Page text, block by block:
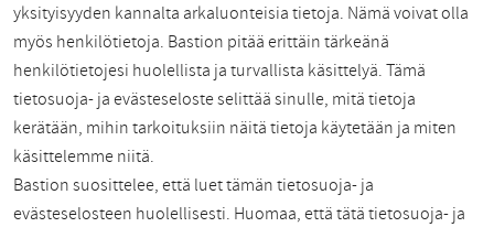
yksityisyyden kannalta arkaluonteisia tietoja. Nämä voivat olla
myös henkilötietoja. Bastion pitää erittäin tärkeänä
henkilötietojesi huolellista ja turvallista käsittelyä. Tämä
tietosuoja- ja evästeseloste selittää sinulle, mitä tietoja
kerätään, mihin tarkoituksiin näitä tietoja käytetään ja miten
käsittelemme niitä.
Bastion suosittelee, että luet tämän tietosuoja- ja
evästeselosteen huolellisesti. Huomaa, että tätä tietosuoja- ja